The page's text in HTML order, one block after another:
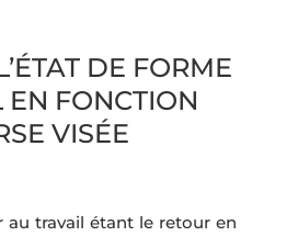
DE FORME
FONCTION
VISÉE
au travail étant le retour en